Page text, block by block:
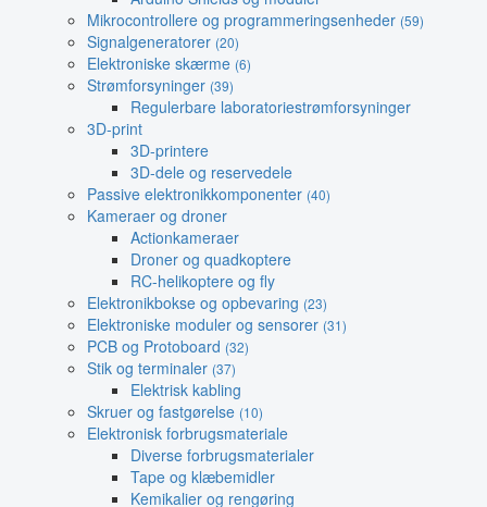
Mikrocontrollere og programmeringsenheder (59)
Signalgeneratorer (20)
Elektroniske skærme (6)
Strømforsyninger (39)
Regulerbare laboratoriestrømforsyninger
3D-print
3D-printere
3D-dele og reservedele
Passive elektronikkomponenter (40)
Kameraer og droner
Actionkameraer
Droner og quadkoptere
RC-helikoptere og fly
Elektronikbokse og opbevaring (23)
Elektroniske moduler og sensorer (31)
PCB og Protoboard (32)
Stik og terminaler (37)
Elektrisk kabling
Skruer og fastgørelse (10)
Elektronisk forbrugsmateriale
Diverse forbrugsmaterialer
Tape og klæbemidler
Kemikalier og rengøring